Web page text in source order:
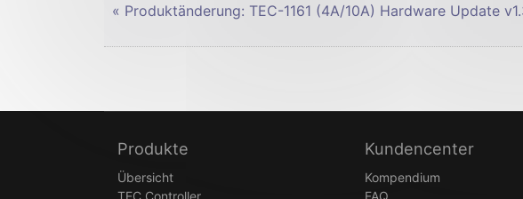
« Produktänderung: TEC-1161 (4A/10A) Hardware Update
Produkte
Übersicht
Kundencenter
Kompendium